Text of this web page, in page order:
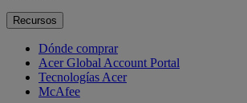
Recursos
Dónde comprar
Acer Global Account Portal
Tecnologías Acer
McAfee